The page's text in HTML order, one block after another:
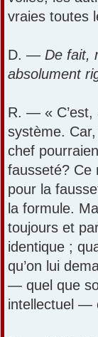
vraies toutes
D. — De fait,
absolument
R. — « C’est,
système.
chef
fausseté? Ce
pour la
la formule.
toujours et
identique ;
qu’on lui
— quel que
intellectuel —